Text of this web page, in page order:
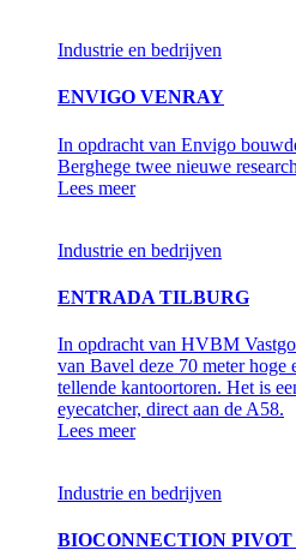
Industrie en bedrijven
ENVIGO VENRAY
In opdracht van Envigo
Berghege twee nieuwe
Lees meer
Industrie en bedrijven
ENTRADA TILBURG
In opdracht van HVBM
van Bavel deze 70 meter hoge
tellende kantoortoren. Het is
eyecatcher, direct aan de A58.
Lees meer
Industrie en bedrijven
BIOCONNECTION PIVOT